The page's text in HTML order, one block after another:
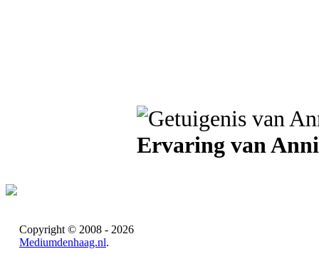
Ervaring van
Copyright © 2008 - 2026
Mediumdenhaag.nl.